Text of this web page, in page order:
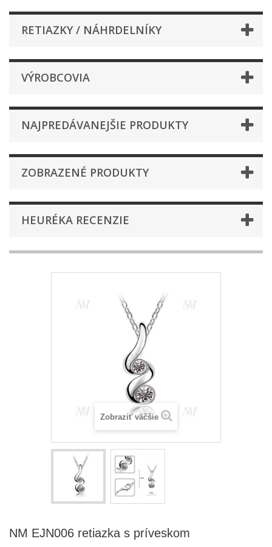
RETIAZKY / NÁHRDELNÍKY
VÝROBCOVIA
NAJPREDÁVANEJŠIE PRODUKTY
ZOBRAZENÉ PRODUKTY
HEURÉKA RECENZIE
Zobraziť väčšie
NM EJN006 retiazka s príveskom